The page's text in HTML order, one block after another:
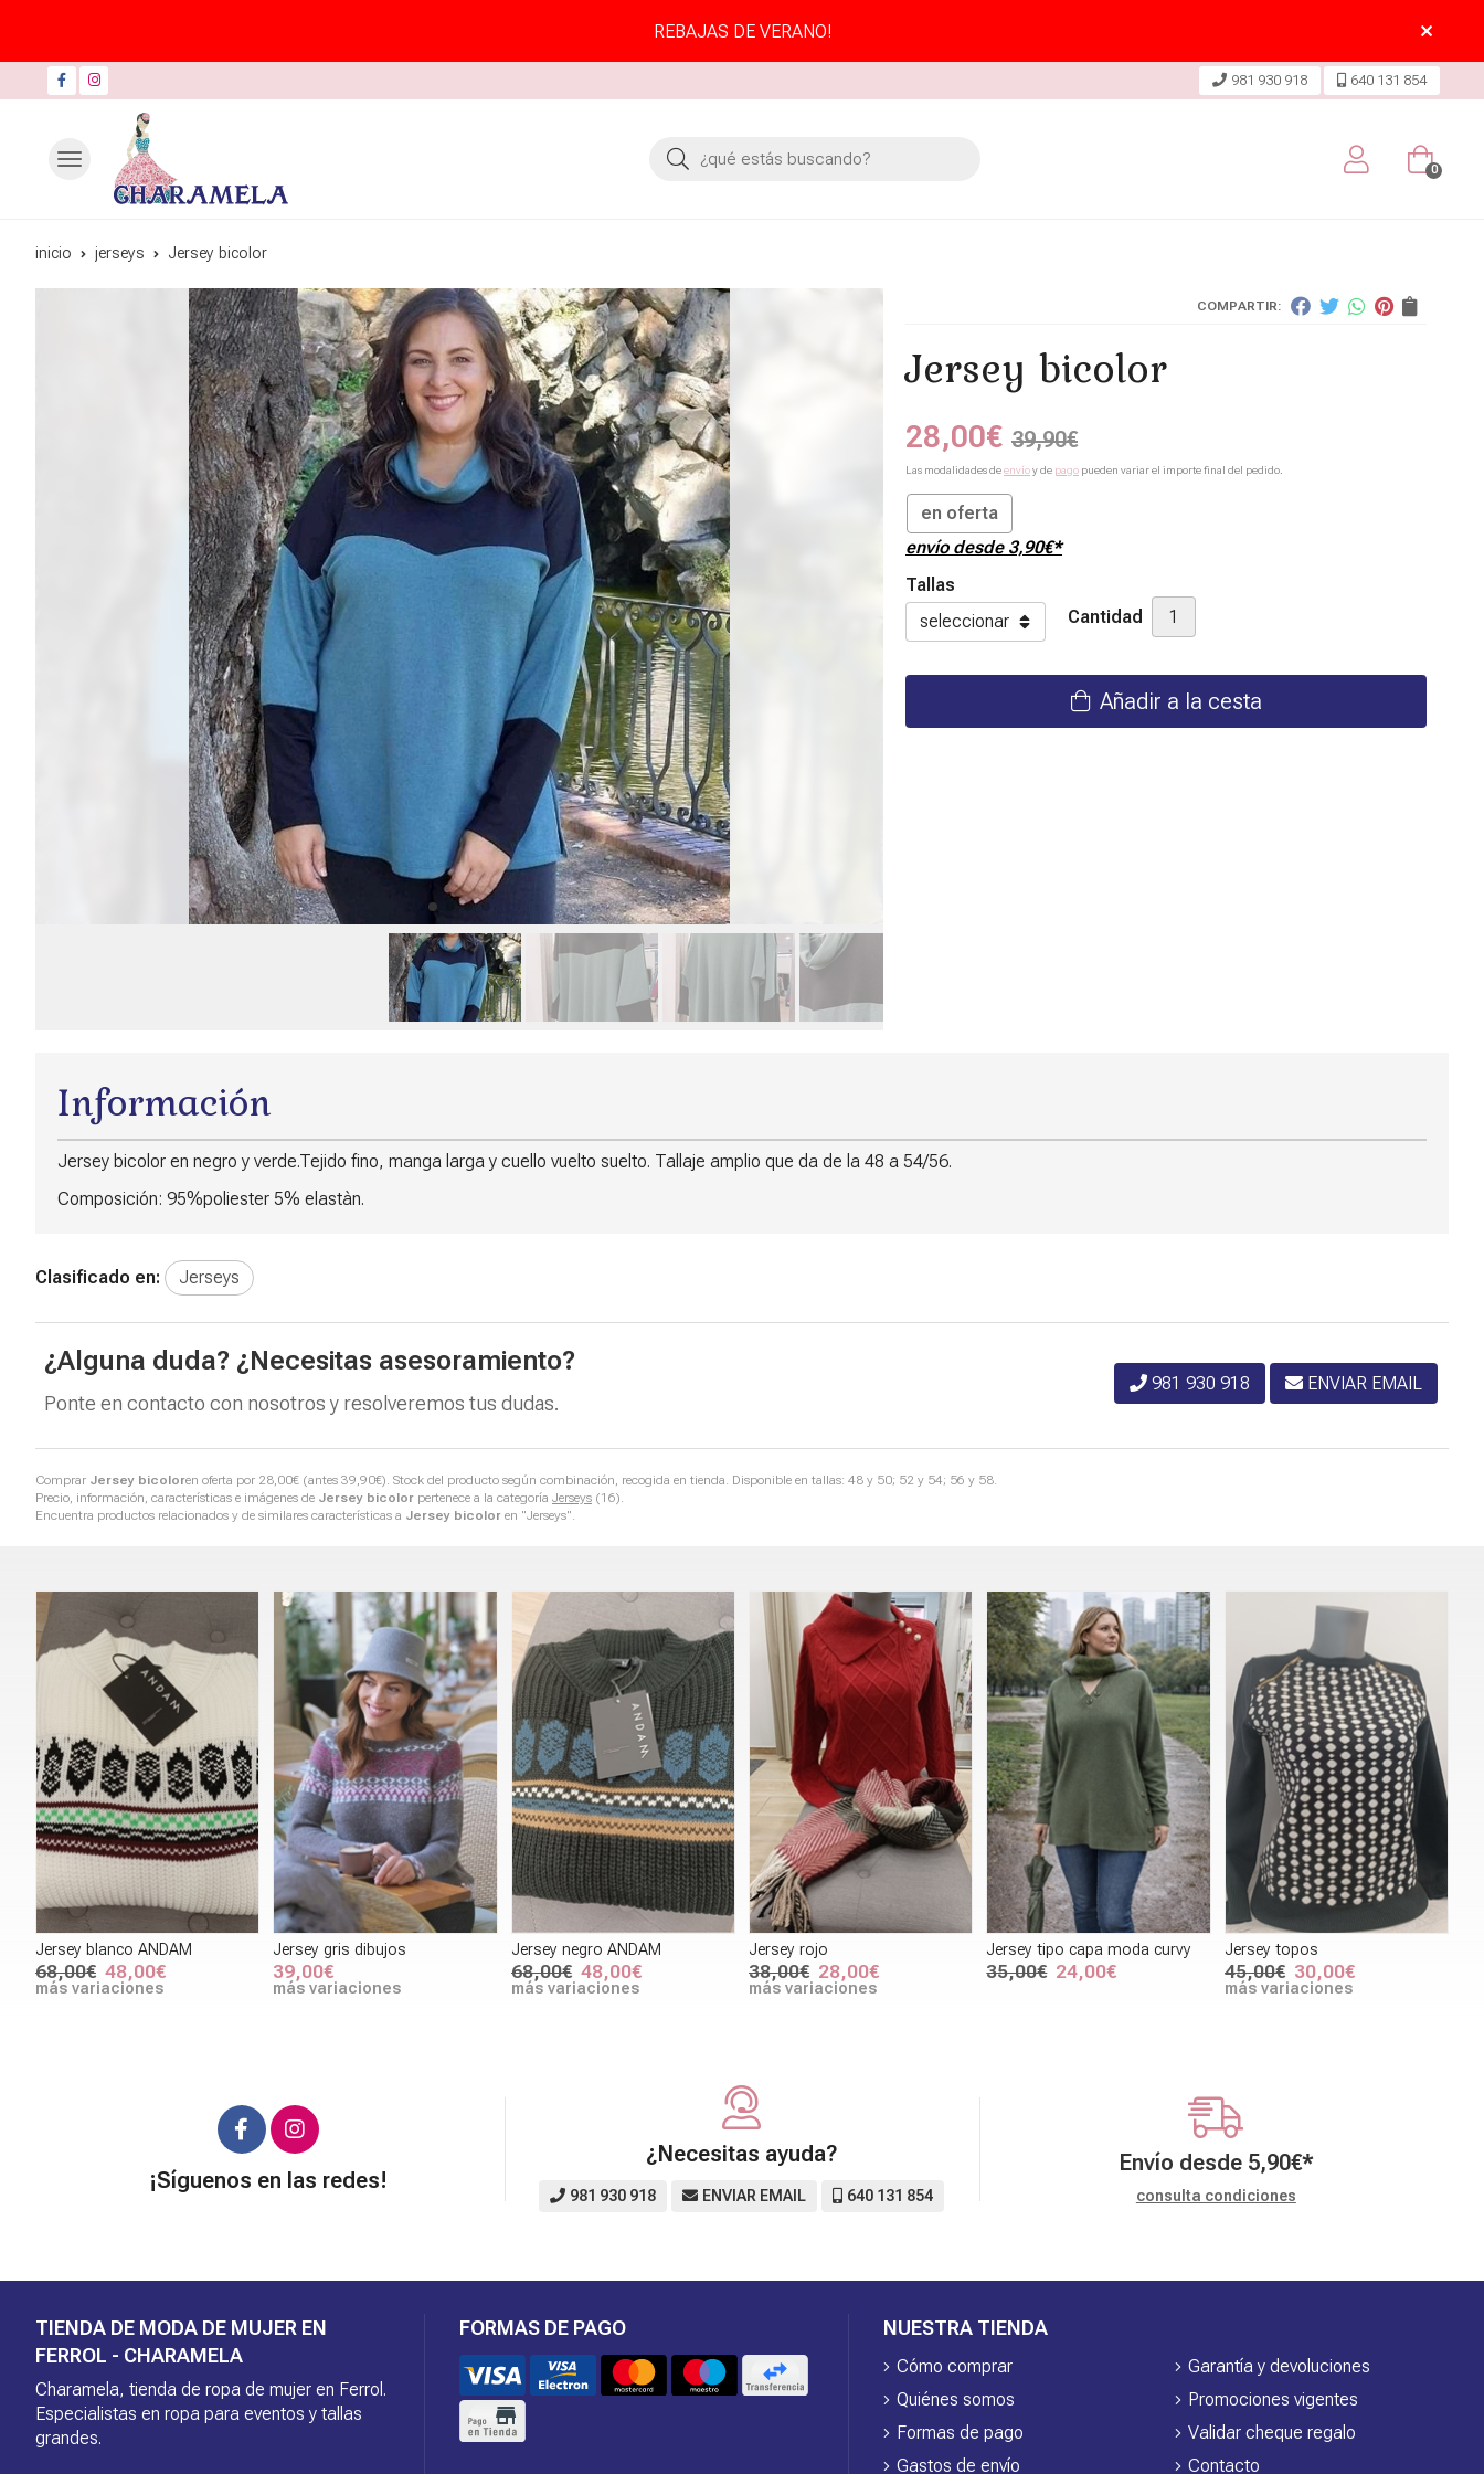
REBAJAS DE VERANO!
981 930 918 640 131 854
Buscar 0
inicio jerseys Jersey bicolor
COMPARTIR:
Jersey bicolor
28,00€ 39,90€
Las modalidades deenvíoy de pago pueden variar el importe final del pedido.
en oferta
envío desde 3,90€*
Tallas
Cantidad
Añadir a la cesta
Comprar Jersey bicoloren oferta por 28,00€ (antes 39,90€). Stock del producto según combinación, recogida en tienda. Disponible en tallas: 48 y 50; 52 y 54; 56 y 58.
Precio, información, características e imágenes de Jersey bicolor pertenece a la categoría Jerseys (16).
Encuentra productos relacionados y de similares características a Jersey bicolor en "Jerseys".
Información
Jersey bicolor en negro y verde.Tejido fino, manga larga y cuello vuelto suelto. Tallaje amplio que da de la 48 a 54/56.
Composición: 95%poliester 5% elastàn.
Clasificado en: Jerseys
¿Alguna duda? ¿Necesitas asesoramiento?
Ponte en contacto con nosotros y resolveremos tus dudas.
981 930 918 ENVIAR EMAIL
Jersey blanco ANDAM
68,00€ 48,00€
más variaciones
Jersey gris dibujos
39,00€
más variaciones
Jersey negro ANDAM
68,00€ 48,00€
más variaciones
Jersey rojo
38,00€ 28,00€
más variaciones
Jersey tipo capa moda curvy
35,00€ 24,00€
Jersey topos
45,00€ 30,00€
más variaciones
¡Síguenos en las redes!
¿Necesitas ayuda?
981 930 918 ENVIAR EMAIL 640 131 854
Envío desde 5,90€*
consulta condiciones
TIENDA DE MODA DE MUJER EN
FERROL - CHARAMELA
Charamela, tienda de ropa de mujer en Ferrol.
Especialistas en ropa para eventos y tallas
grandes.
FORMAS DE PAGO NUESTRA TIENDA
Cómo comprar
Quiénes somos
Formas de pago
Gastos de envío
Garantía y devoluciones
Promociones vigentes
Validar cheque regalo
Contacto